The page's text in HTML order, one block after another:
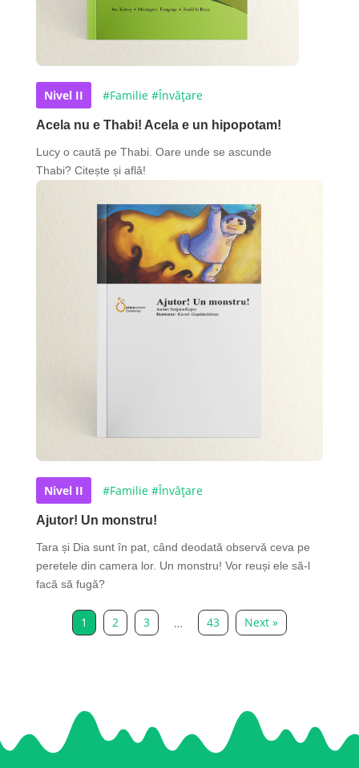
Nivel II #Familie #Învățare
Acela nu e Thabi! Acela e un hipopotam!
Lucy o caută pe Thabi. Oare unde se ascunde
Thabi? Citește și află!
Nivel II #Familie #Învățare
Ajutor! Un monstru!
Tara și Dia sunt în pat, când deodată observă ceva pe
peretele din camera lor. Un monstru! Vor reuși ele să-l
facă să fugă?
1 2 3 … 43 Next »